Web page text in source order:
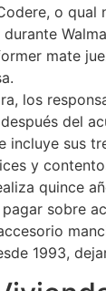
o
mate
los
del
incluye sus
y
quince
sobre
1993,